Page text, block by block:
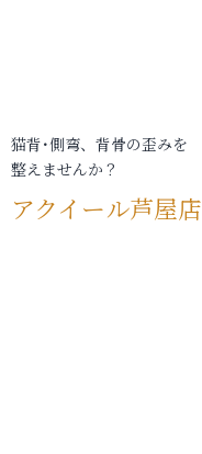
猫背･側弯、背骨の歪みを
整えませんか？
アクイール芦屋店